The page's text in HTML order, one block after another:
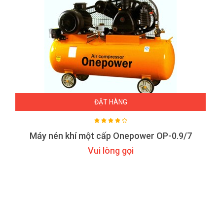
ĐẶT HÀNG
Máy nén khí một cấp Onepower OP-0.9/7
Vui lòng gọi